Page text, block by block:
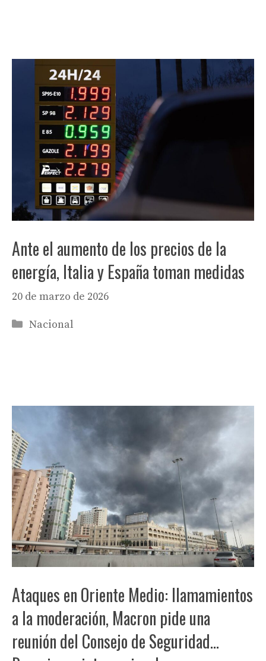
Ante el aumento de los precios de la
energía, Italia y España toman medidas
20 de marzo de 2026
Categorías
Nacional
Ataques en Oriente Medio: llamamientos
a la moderación, Macron pide una
reunión del Consejo de Seguridad…